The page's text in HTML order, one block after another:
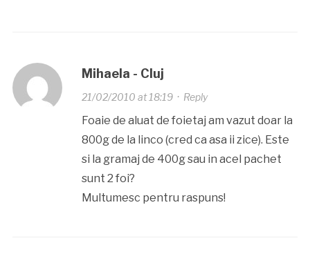
Mihaela - Cluj
21/02/2010 at 18:19· Reply
Foaie de aluat de foietaj am vazut doar la
800g de la linco (cred ca asa ii zice). Este
si la gramaj de 400g sau in acel pachet
sunt 2 foi?
Multumesc pentru raspuns!